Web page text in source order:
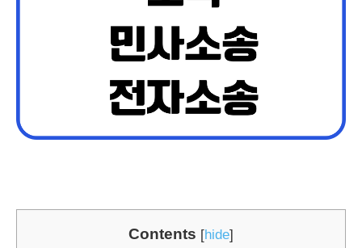
Contents [hide]